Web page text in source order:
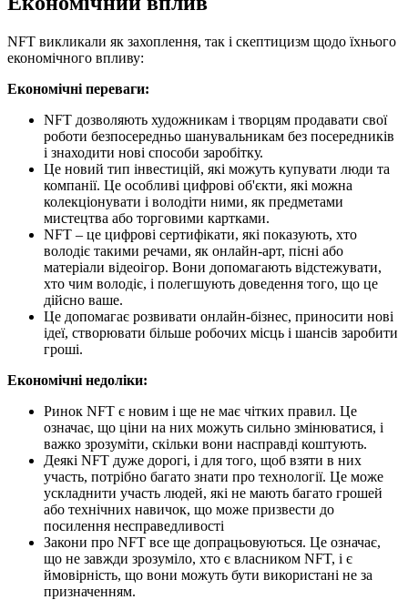
NFT викликали як захоплення, так і скептицизм щодо їхнього
економічного впливу:
Економічні переваги:
NFT дозволяють художникам і творцям продавати свої
роботи безпосередньо шанувальникам без посередників
і знаходити нові способи заробітку.
Це новий тип інвестицій, які можуть купувати люди та
компанії. Це особливі цифрові об'єкти, які можна
колекціонувати і володіти ними, як предметами
мистецтва або торговими картками.
NFT – це цифрові сертифікати, які показують, хто
володіє такими речами, як онлайн-арт, пісні або
матеріали відеоігор. Вони допомагають відстежувати,
хто чим володіє, і полегшують доведення того, що це
дійсно ваше.
Це допомагає розвивати онлайн-бізнес, приносити нові
ідеї, створювати більше робочих місць і шансів заробити
гроші.
Економічні недоліки:
Ринок NFT є новим і ще не має чітких правил. Це
означає, що ціни на них можуть сильно змінюватися, і
важко зрозуміти, скільки вони насправді коштують.
Деякі NFT дуже дорогі, і для того, щоб взяти в них
участь, потрібно багато знати про технології. Це може
ускладнити участь людей, які не мають багато грошей
або технічних навичок, що може призвести до
посилення несправедливості
Закони про NFT все ще допрацьовуються. Це означає,
що не завжди зрозуміло, хто є власником NFT, і є
ймовірність, що вони можуть бути використані не за
призначенням.